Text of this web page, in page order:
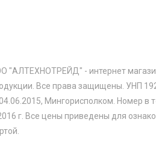
"АЛТЕХНОТРЕЙД" - интернет
Все права защищены. УНП
Мингорисполком. Номер в
г. Все цены приведены для